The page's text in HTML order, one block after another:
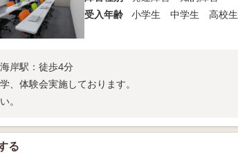
受入年齢
小学生 中学生 高校生
岸駅：徒歩4分
、体験会実施しております。
。
る